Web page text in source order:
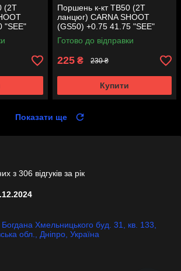
(2T
"SEE"
(акція)
Поршень к-кт TB50 (2T
ланцюг) CARNA SHOOT
(GS50) +0.75 41.75 "SEE"
(Sheng-E) таємниця (акція)
Готово до відправки
225 ₴ 230 ₴
Купити
Показати ще
з 306 відгуків за рік
Хмельницького буд. 31, кв. 133,
обл., Дніпро, Україна